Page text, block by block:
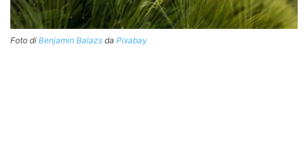
Foto di Benjamin Balazs da Pixabay